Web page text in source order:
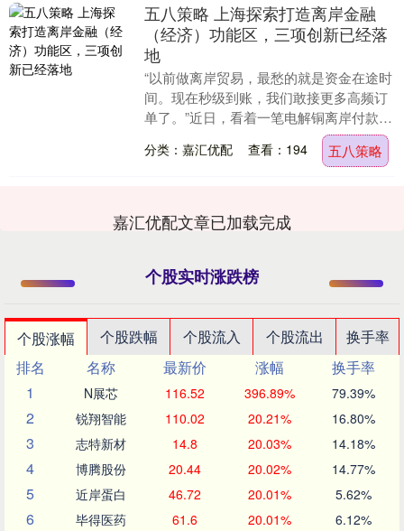
五八策略 上海探索打造离岸金融
（经济）功能区，三项创新已经落
地
“以前做离岸贸易，最愁的就是资金在途时
间。现在秒级到账，我们敢接更多高频订
单了。”近日，看着一笔电解铜离岸付款指
令在几秒钟内完成跨境划转，铧美（上
海）国际贸易有....
分类：嘉汇优配 查看：194 五八策略
嘉汇优配文章已加载完成
个股实时涨跌榜
个股涨幅 个股跌幅 个股流入 个股流出
换手率
排名
名称 最新价 涨幅
换手率
1
N展芯 116.52 396.89% 79.39%
2 锐翔智能 110.02 20.21% 16.80%
3 志特新材 14.8 20.03% 14.18%
4 博腾股份 20.44 20.02% 14.77%
5 近岸蛋白 46.72 20.01% 5.62%
6 毕得医药 61.6 20.01% 6.12%